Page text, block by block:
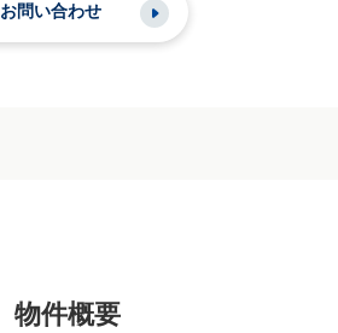
お問い合わせ
物件概要